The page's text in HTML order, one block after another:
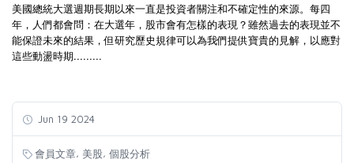
美國總統大選週期長期以來一直是投資者關注和不確定性的來源。每四
年，人們都會問：在大選年，股市會有怎樣的表現？雖然過去的表現並不
能保證未來的結果，但研究歷史規律可以為我們提供寶貴的見解，以應對
這些動盪時期.........
Jun 19 2024
會員文章, 美股, 個股分析